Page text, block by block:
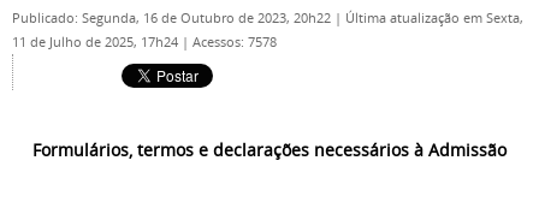
Publicado: Segunda, 16 de Outubro de 2023, 20h22 | Última atualização em Sexta,
11 de Julho de 2025, 17h24 | Acessos: 7578
Formulários, termos e declarações necessários à Admissão